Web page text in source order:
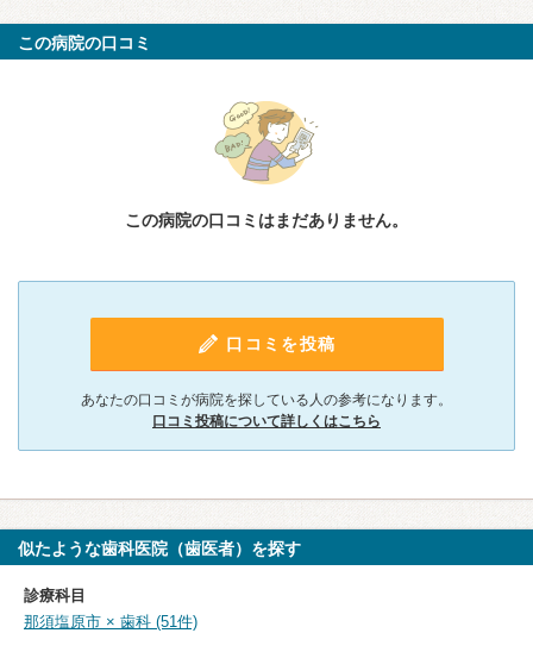
この病院の口コミ
この病院の口コミはまだありません。
口コミを投稿
あなたの口コミが病院を探している人の参考になります。
口コミ投稿について詳しくはこちら
似たような歯科医院（歯医者）を探す
診療科目
那須塩原市 × 歯科 (51件)